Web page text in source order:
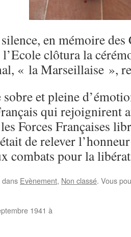
en mémoire des
clôtura la
« la Marseillaise »,
et pleine
qui rejoignirent
Forces Françaises
de relever
combats pour la
dans Evènement, Non classé. Vous
1941 à